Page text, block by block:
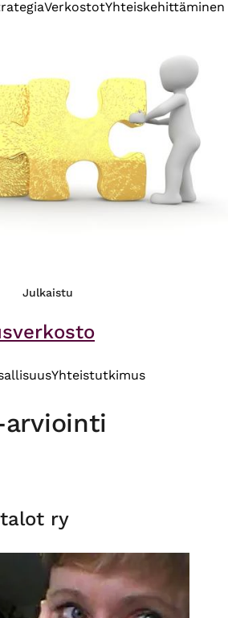
VerkostotYhteiskehittäminen
Julkaistu
Yhteistutkimus
ry